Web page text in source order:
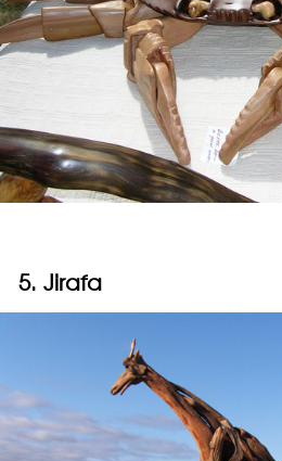
5. Jirafa